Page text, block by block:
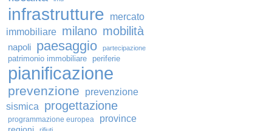
infrastrutture
mercato
immobiliare milano mobilità
napoli paesaggio partecipazione
patrimonio immobiliare periferie
pianificazione
prevenzione
prevenzione
sismica
progettazione
programmazione europea province